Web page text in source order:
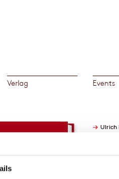
Verlag Events
→ Ulrich